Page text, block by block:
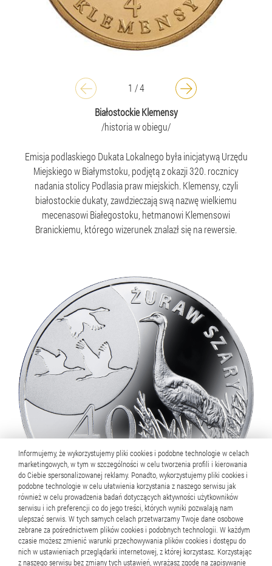
Informujemy, że wykorzystujemy pliki cookies i podobne technologie w celach
marketingowych, w tym w szczególności w celu tworzenia profili i kierowania
do Ciebie spersonalizowanej reklamy. Ponadto, wykorzystujemy pliki cookies i
podobne technologie w celu ułatwienia korzystania z naszego serwisu jak
również w celu prowadzenia badań dotyczących aktywności użytkowników
serwisu i ich preferencji co do jego treści, których wyniki pozwalają nam
ulepszać serwis. W tych samych celach przetwarzamy Twoje dane osobowe
zebrane za pośrednictwem plików cookies i podobnych technologii. W każdym
czasie możesz zmienić warunki przechowywania plików cookies i dostępu do
nich w ustawieniach przeglądarki internetowej, z której korzystasz. Korzystając
z naszego serwisu bez zmiany tych ustawień, wyrażasz zgodę na zapisywanie
1 /4
Białostockie Klemensy
/historia w obiegu/
Emisja podlaskiego Dukata Lokalnego była inicjatywą Urzędu
Miejskiego w Białymstoku, podjętą z okazji 320. rocznicy
nadania stolicy Podlasia praw miejskich. Klemensy, czyli
białostockie dukaty, zawdzieczają swą nazwę wielkiemu
mecenasowi Białegostoku, hetmanowi Klemensowi
Branickiemu, którego wizerunek znalazł się na rewersie.
1/4
Suwale – dukaty suwalskie